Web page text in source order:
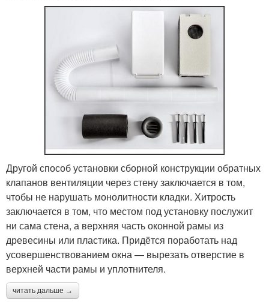
Другой способ установки сборной конструкции обратных
клапанов вентиляции через стену заключается в том,
чтобы не нарушать монолитности кладки. Хитрость
заключается в том, что местом под установку послужит
ни сама стена, а верхняя часть оконной рамы из
древесины или пластика. Придётся поработать над
усовершенствованием окна — вырезать отверстие в
верхней части рамы и уплотнителя.
читать дальше →